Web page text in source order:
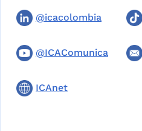
@icacolombia
@ICAComunica
ICAnet